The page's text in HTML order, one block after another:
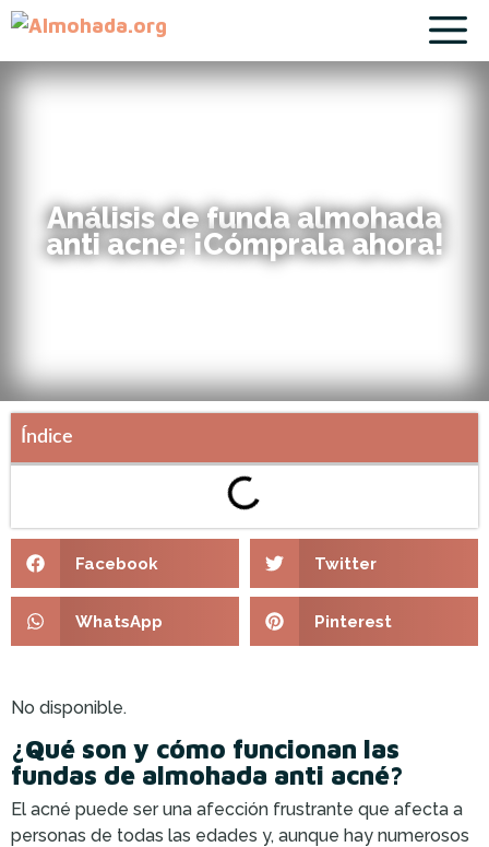
Análisis de funda almohada
anti acne: ¡Cómprala ahora!
Índice
Facebook Twitter
WhatsApp Pinterest
No disponible.
¿Qué son y cómo funcionan las
fundas de almohada anti acné?
El acné puede ser una afección frustrante que afecta a
personas de todas las edades y, aunque hay numerosos